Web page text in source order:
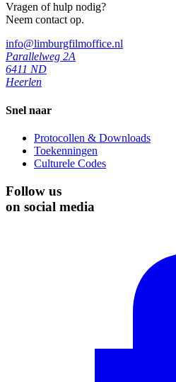
Vragen of hulp nodig?
Neem contact op.
info@limburgfilmoffice.nl
Parallelweg 2A
6411 ND
Heerlen
Snel naar
Protocollen & Downloads
Toekenningen
Culturele Codes
Follow us
on social media